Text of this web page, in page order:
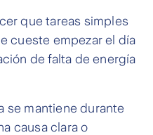
que tareas simples
cueste empezar el día
de falta de energía
se mantiene durante
causa clara o